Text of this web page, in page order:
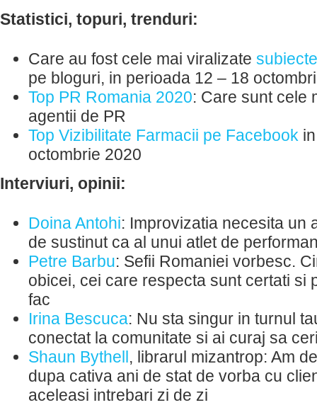
Statistici, topuri, trenduri:
Care au fost cele mai viralizate subiecte
pe bloguri, in perioada 12 – 18
Top PR Romania 2020: Care sunt cele
agentii de PR
Top Vizibilitate Farmacii pe Facebook
octombrie 2020
Interviuri, opinii:
Doina Antohi: Improvizatia necesita un
de sustinut ca al unui atlet de
Petre Barbu: Sefii Romaniei vorbesc.
obicei, cei care respecta sunt certati si
fac
Irina Bescuca: Nu sta singur in turnul
conectat la comunitate si ai curaj sa
Shaun Bythell, librarul mizantrop: Am
dupa cativa ani de stat de vorba cu
aceleasi intrebari zi de zi